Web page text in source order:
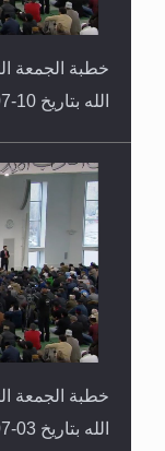
خطبة الجمعة
الله بتاريخ 10-07-2026
خطبة الجمعة
الله بتاريخ 03-07-2026